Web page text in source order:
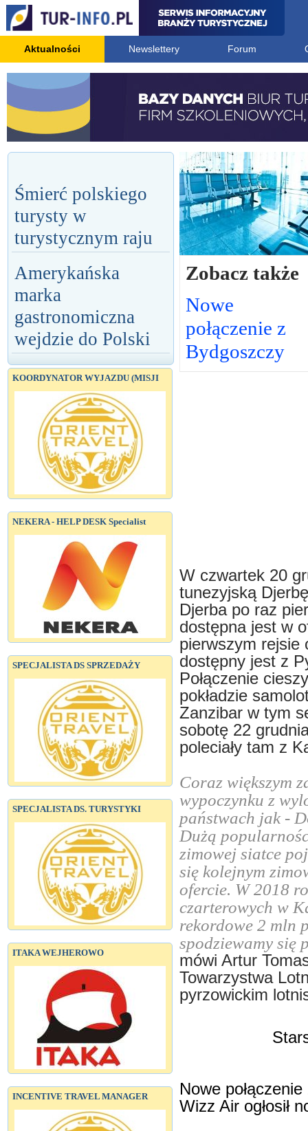
Aktualności Newslettery Forum
Śmierć polskiego
turysty w
turystycznym raju
Amerykańska
marka
gastronomiczna
wejdzie do Polski
KOORDYNATOR WYJAZDU (MISJI
NEKERA - HELP DESK Specialist
SPECJALISTA DS SPRZEDAŻY
SPECJALISTA DS. TURYSTYKI
ITAKA WEJHEROWO
INCENTIVE TRAVEL MANAGER
Zobacz także
Nowe
połączenie z
Bydgoszczy
W czwartek 20
tunezyjską
Djerba po raz
dostępna jest w
pierwszym rejsie
dostępny jest z
Połączenie
pokładzie
Zanzibar w tym
sobotę 22
poleciały tam z
Coraz większym
wypoczynku z
państwach jak -
Dużą
zimowej siatce
się kolejnym
ofercie. W 2018
czarterowych w
rekordowe 2 mln
spodziewamy się
mówi Artur
Towarzystwa
pyrzowickim
Nowe
Wizz Air ogłosił